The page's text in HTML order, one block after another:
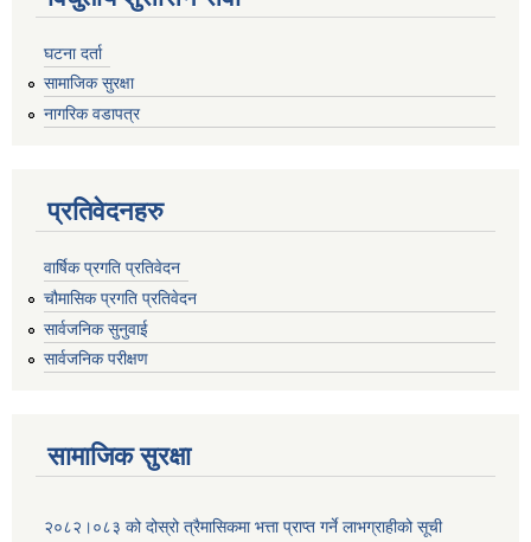
घटना दर्ता
सामाजिक सुरक्षा
नागरिक वडापत्र
प्रतिवेदनहरु
वार्षिक प्रगति प्रतिवेदन
चौमासिक प्रगति प्रतिवेदन
सार्वजनिक सुनुवाई
सार्वजनिक परीक्षण
सामाजिक सुरक्षा
२०८२।०८३ को दोस्रो त्रैमासिकमा भत्ता प्राप्‍त गर्ने लाभग्राहीको सूची